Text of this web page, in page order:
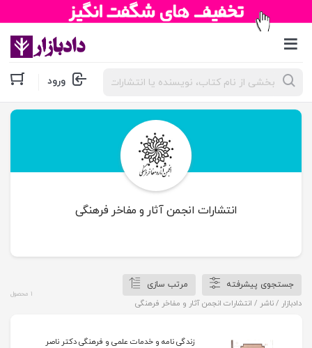
جستجوی
محصولات ورود
انتشارات انجمن آثار و مفاخر فرهنگی
جستجوی پیشرفته
مرتب سازی
دادبازار / ناشر / انتشارات انجمن آثار و مفاخر فرهنگی
1 محصول
زندگی نامه و خدمات علمی و فرهنگی دکتر ناصر